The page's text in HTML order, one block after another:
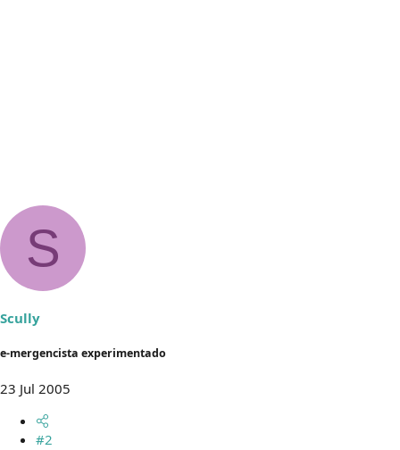
S
Scully
e-mergencista experimentado
23 Jul 2005
#2